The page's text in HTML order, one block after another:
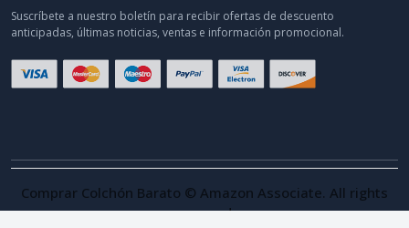
Suscríbete a nuestro boletín para recibir ofertas de descuento
anticipadas, últimas noticias, ventas e información promocional.
Comprar Colchón Barato © Amazon Associate. All rights
reserved.